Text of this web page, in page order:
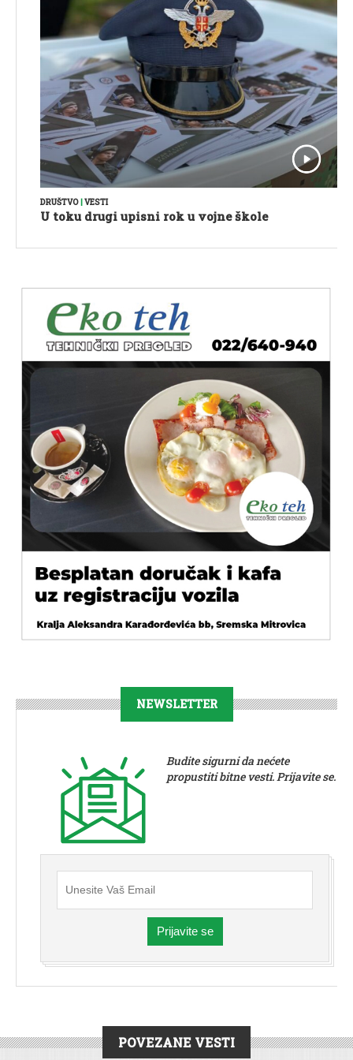
DRUŠTVO VESTI
U toku drugi upisni rok u vojne škole
NEWSLETTER
Budite sigurni da nećete
propustiti bitne vesti. Prijavite se.
Prijavite se
POVEZANE VESTI
DRUŠTVO|ZABAVA KULTURA|VESTI